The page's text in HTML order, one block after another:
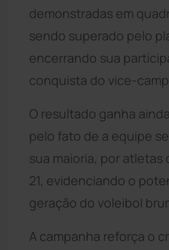
demonstradas em
sendo superado pelo
encerrando sua
conquista do vice-
O resultado ganha
pelo fato de a equipe
sua maioria, por atletas
21, evidenciando o
geração do voleibol
A campanha reforça o